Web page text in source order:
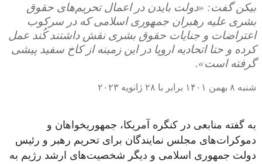
بیکن گفت: «دولت بایدن در اعمال تحریم‌های حقوق
بشری علیه رهبران جمهوری اسلامی که در سرکوب
اعتراضات و جنایات حقوق بشری نقش داشتند کُند عمل
کرده و حتا اتحادیه اروپا در این زمینه از کاخ سفید پیشی
گرفته است».
شنبه ۸ بهمن ۱۴۰۱ برابر با ۲۸ ژانویه ۲۰۲۳
به گفته منابعی در کنگره آمریکا، جمهوریخواهان و
دموکرات‌های مجلس نمایندگان برای تحریم رهبر و رئیس
دولت جمهوری اسلامی و دیگر شخصیت‌های ارشد رژیم به